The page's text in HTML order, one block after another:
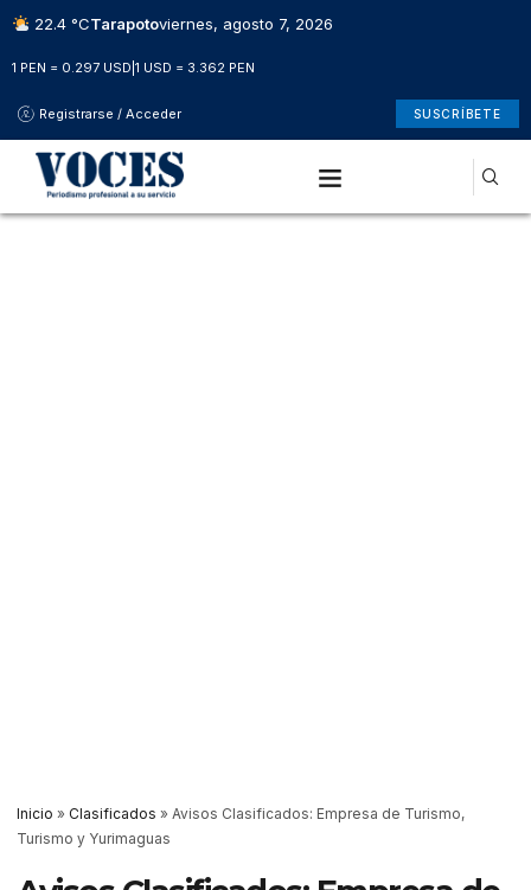
22.4 °CTarapotoviernes, agosto 7, 2026
1 PEN = 0.297 USD 1 USD = 3.362 PEN
Registrarse / Acceder SUSCRÍBETE
Inicio » Clasificados » Avisos Clasificados: Empresa de Turismo,
Turismo y Yurimaguas